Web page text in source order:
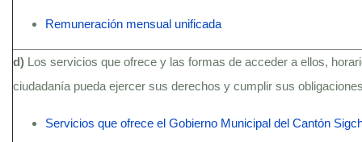
Remuneración mensual unificada
d) Los servicios que ofrece y las formas de acceder a ellos,
ciudadanía pueda ejercer sus derechos y cumplir sus
Servicios que ofrece el Gobierno Municipal del Cantón